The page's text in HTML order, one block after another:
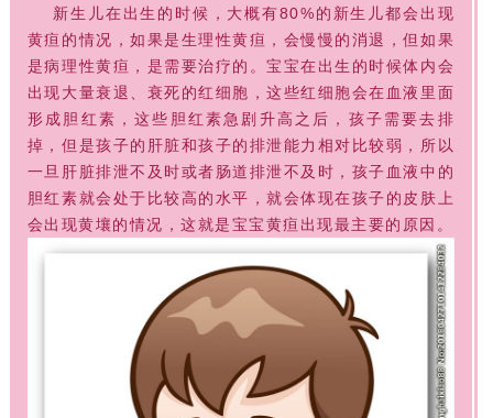
新生儿在出生的时候，大概有80%的新生儿都会出现
黄疸的情况，如果是生理性黄疸，会慢慢的消退，但如果
是病理性黄疸，是需要治疗的。宝宝在出生的时候体内会
出现大量衰退、衰死的红细胞，这些红细胞会在血液里面
形成胆红素，这些胆红素急剧升高之后，孩子需要去排
掉，但是孩子的肝脏和孩子的排泄能力相对比较弱，所以
一旦肝脏排泄不及时或者肠道排泄不及时，孩子血液中的
胆红素就会处于比较高的水平，就会体现在孩子的皮肤上
会出现黄壤的情况，这就是宝宝黄疸出现最主要的原因。